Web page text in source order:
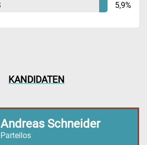
5,9%
KANDIDATEN
Andreas Schneider
Parteilos